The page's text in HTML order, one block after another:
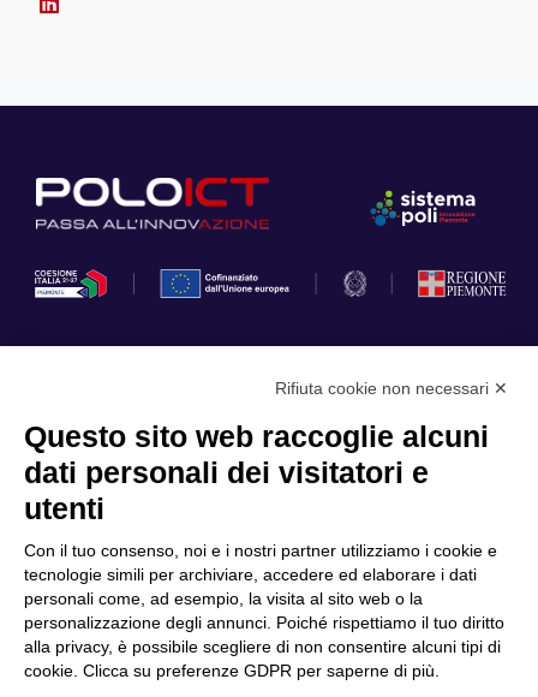
Cookie Policy
Scopri il Polo
Partner
Finanziamenti e bandi
Internazionalizzazione
News & Eventi
Privacy
Rifiuta cookie non necessari ✕
Questo sito web raccoglie alcuni
dati personali dei visitatori e
utenti
Con il tuo consenso, noi e i nostri partner utilizziamo i cookie e
tecnologie simili per archiviare, accedere ed elaborare i dati
personali come, ad esempio, la visita al sito web o la
personalizzazione degli annunci. Poiché rispettiamo il tuo diritto
alla privacy, è possibile scegliere di non consentire alcuni tipi di
cookie. Clicca su preferenze GDPR per saperne di più.